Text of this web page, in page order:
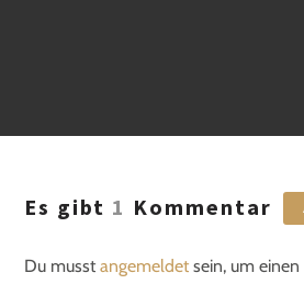
Es gibt 1 Kommentar
Du musst angemeldet sein, um